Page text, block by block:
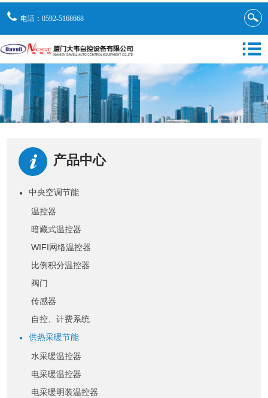
电话：0592-5168668
产品中心
●
中央空调节能
温控器
暗藏式温控器
WIFI网络温控器
比例积分温控器
阀门
传感器
自控、计费系统
●
供热采暖节能
水采暖温控器
电采暖温控器
电采暖明装温控器